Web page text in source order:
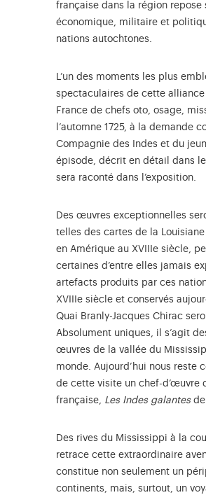
française dans la région repose
économique, militaire et
nations autochtones.
L’un des moments les plus
spectaculaires de cette alliance
France de chefs oto, osage,
l’automne 1725, à la demande
Compagnie des Indes et du
épisode, décrit en détail dans
sera raconté dans l’exposition.
Des œuvres exceptionnelles
telles des cartes de la
en Amérique au XVIIIe siècle,
certaines d’entre elles jamais
artefacts produits par ces
XVIIIe siècle et conservés
Quai Branly-Jacques Chirac
Absolument uniques, il s’agit
œuvres de la vallée du
monde. Aujourd’hui nous reste
de cette visite un chef-d’œuvre
française, Les Indes galantesde
Des rives du Mississippi à la
retrace cette extraordinaire
constitue non seulement un
continents, mais, surtout, un